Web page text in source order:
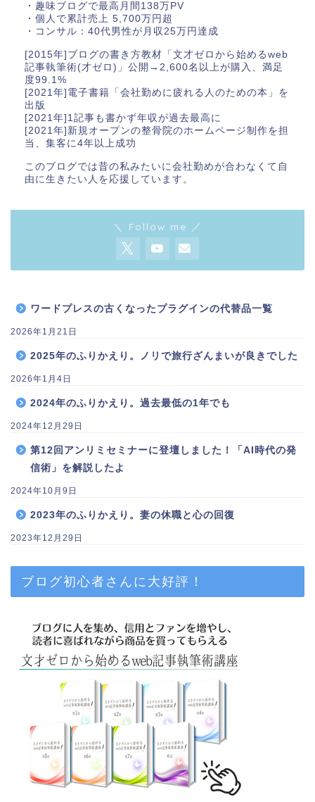
・趣味ブログで最高月間138万PV
・個人で累計売上 5,700万円超
・コンサル：40代男性が月収25万円達成
[2015年]ブログの書き方教材「文才ゼロから始めるweb
記事執筆術(才ゼロ)」公開→2,600名以上が購入、満足
度99.1%
[2021年]電子書籍「会社勤めに疲れる人のための本」を
出版
[2021年]1記事も書かず年収が過去最高に
[2021年]新規オープンの整骨院のホームページ制作を担
当、集客に4年以上成功
このブログでは昔の私みたいに会社勤めが合わなくて自
由に生きたい人を応援しています。
＼ Follow me ／
ワードプレスの古くなったプラグインの代替品一覧
2026年1月21日
2025年のふりかえり。ノリで旅行ざんまいが良きでした
2026年1月4日
2024年のふりかえり。過去最低の1年でも
2024年12月29日
第12回アンリミセミナーに登壇しました！「AI時代の発
信術」を解説したよ
2024年10月9日
2023年のふりかえり。妻の休職と心の回復
2023年12月29日
ブログ初心者さんに大好評！